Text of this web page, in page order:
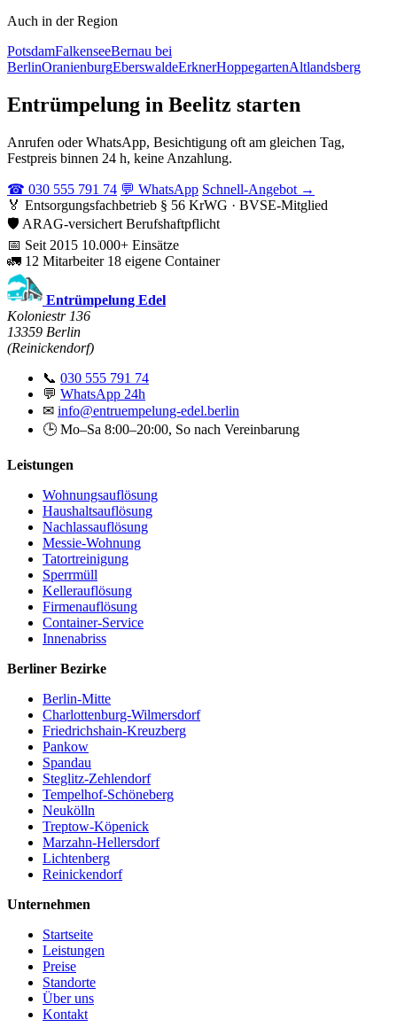
Auch in der Region
PotsdamFalkenseeBernau bei
BerlinOranienburgEberswaldeErknerHoppegartenAltlandsberg
Entrümpelung in Beelitz starten
Anrufen oder WhatsApp, Besichtigung oft am gleichen Tag,
Festpreis binnen 24 h, keine Anzahlung.
☎ 030 555 791 74 💬 WhatsApp Schnell-Angebot →
🏅 Entsorgungsfachbetrieb § 56 KrWG · BVSE-Mitglied
🛡️ ARAG-versichert Berufshaftpflicht
📅 Seit 2015 10.000+ Einsätze
🚛 12 Mitarbeiter 18 eigene Container
Entrümpelung Edel
Koloniestr 136
13359 Berlin
(Reinickendorf)
📞 030 555 791 74
💬 WhatsApp 24h
✉ info@entruempelung-edel.berlin
🕒 Mo–Sa 8:00–20:00, So nach Vereinbarung
Leistungen
Wohnungsauflösung
Haushaltsauflösung
Nachlassauflösung
Messie-Wohnung
Tatortreinigung
Sperrmüll
Kellerauflösung
Firmenauflösung
Container-Service
Innenabriss
Berliner Bezirke
Berlin-Mitte
Charlottenburg-Wilmersdorf
Friedrichshain-Kreuzberg
Pankow
Spandau
Steglitz-Zehlendorf
Tempelhof-Schöneberg
Neukölln
Treptow-Köpenick
Marzahn-Hellersdorf
Lichtenberg
Reinickendorf
Unternehmen
Startseite
Leistungen
Preise
Standorte
Über uns
Kontakt